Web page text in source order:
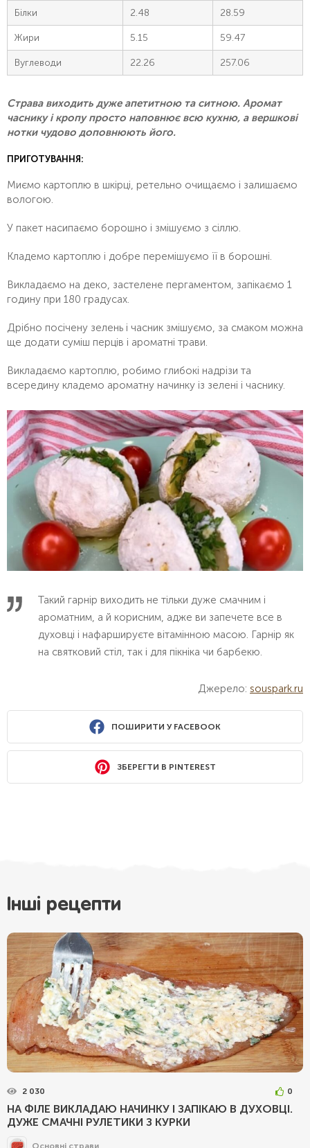
Білки 2.48 28.59
Жири 5.15 59.47
Вуглеводи 22.26 257.06
Страва виходить дуже апетитною та ситною. Аромат
часнику і кропу просто наповнює всю кухню, а вершкові
нотки чудово доповнюють його.
ПРИГОТУВАННЯ:
Миємо картоплю в шкірці, ретельно очищаємо і залишаємо
вологою.
У пакет насипаємо борошно і змішуємо з сіллю.
Кладемо картоплю і добре перемішуємо її в борошні.
Викладаємо на деко, застелене пергаментом, запікаємо 1
годину при 180 градусах.
Дрібно посічену зелень і часник змішуємо, за смаком можна
ще додати суміш перців і ароматні трави.
Викладаємо картоплю, робимо глибокі надрізи та
всередину кладемо ароматну начинку із зелені і часнику.
Такий гарнір виходить не тільки дуже смачним і
ароматним, а й корисним, адже ви запечете все в
духовці і нафаршируєте вітамінною масою. Гарнір як
на святковий стіл, так і для пікніка чи барбекю.
Джерело: souspark.ru
ПОШИРИТИ У FACEBOOK
ЗБЕРЕГТИ В PINTEREST
Інші рецепти
2 030 0
НА ФІЛЕ ВИКЛАДАЮ НАЧИНКУ І ЗАПІКАЮ В ДУХОВЦІ.
ДУЖЕ СМАЧНІ РУЛЕТИКИ З КУРКИ